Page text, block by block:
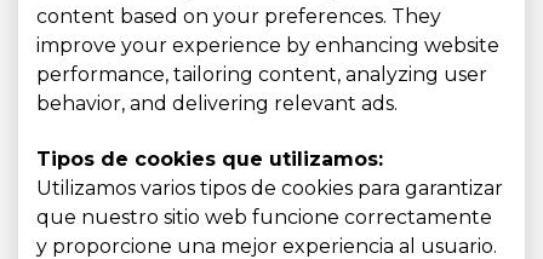
content based on your preferences. They
improve your experience by enhancing website
performance, tailoring content, analyzing user
behavior, and delivering relevant ads.
Tipos de cookies que utilizamos:
Utilizamos varios tipos de cookies para garantizar
que nuestro sitio web funcione correctamente
y proporcione una mejor experiencia al usuario.